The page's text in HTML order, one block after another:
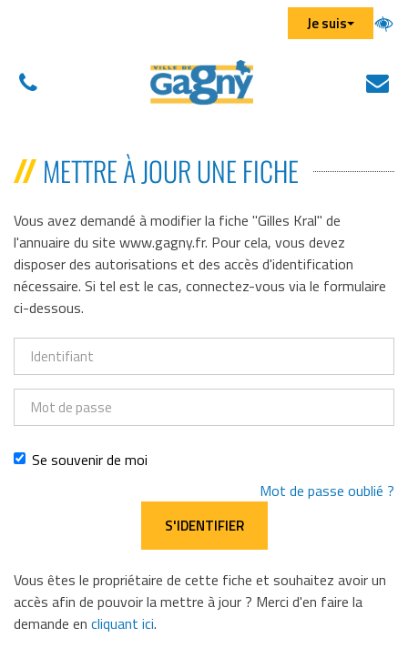
Aller à la recherche
Je suis
01
43
METTRE À JOUR UNE FICHE
Vous avez demandé à modifier la fiche "Gilles Kral" de
l'annuaire du site www.gagny.fr. Pour cela, vous devez
disposer des autorisations et des accès d'identification
nécessaire. Si tel est le cas, connectez-vous via le formulaire
ci-dessous.
Identifiant
Mot
de
Se souvenir de moi
Mot de passe oublié ?
Vous êtes le propriétaire de cette fiche et souhaitez avoir un
accès afin de pouvoir la mettre à jour ? Merci d'en faire la
demande en cliquant ici.